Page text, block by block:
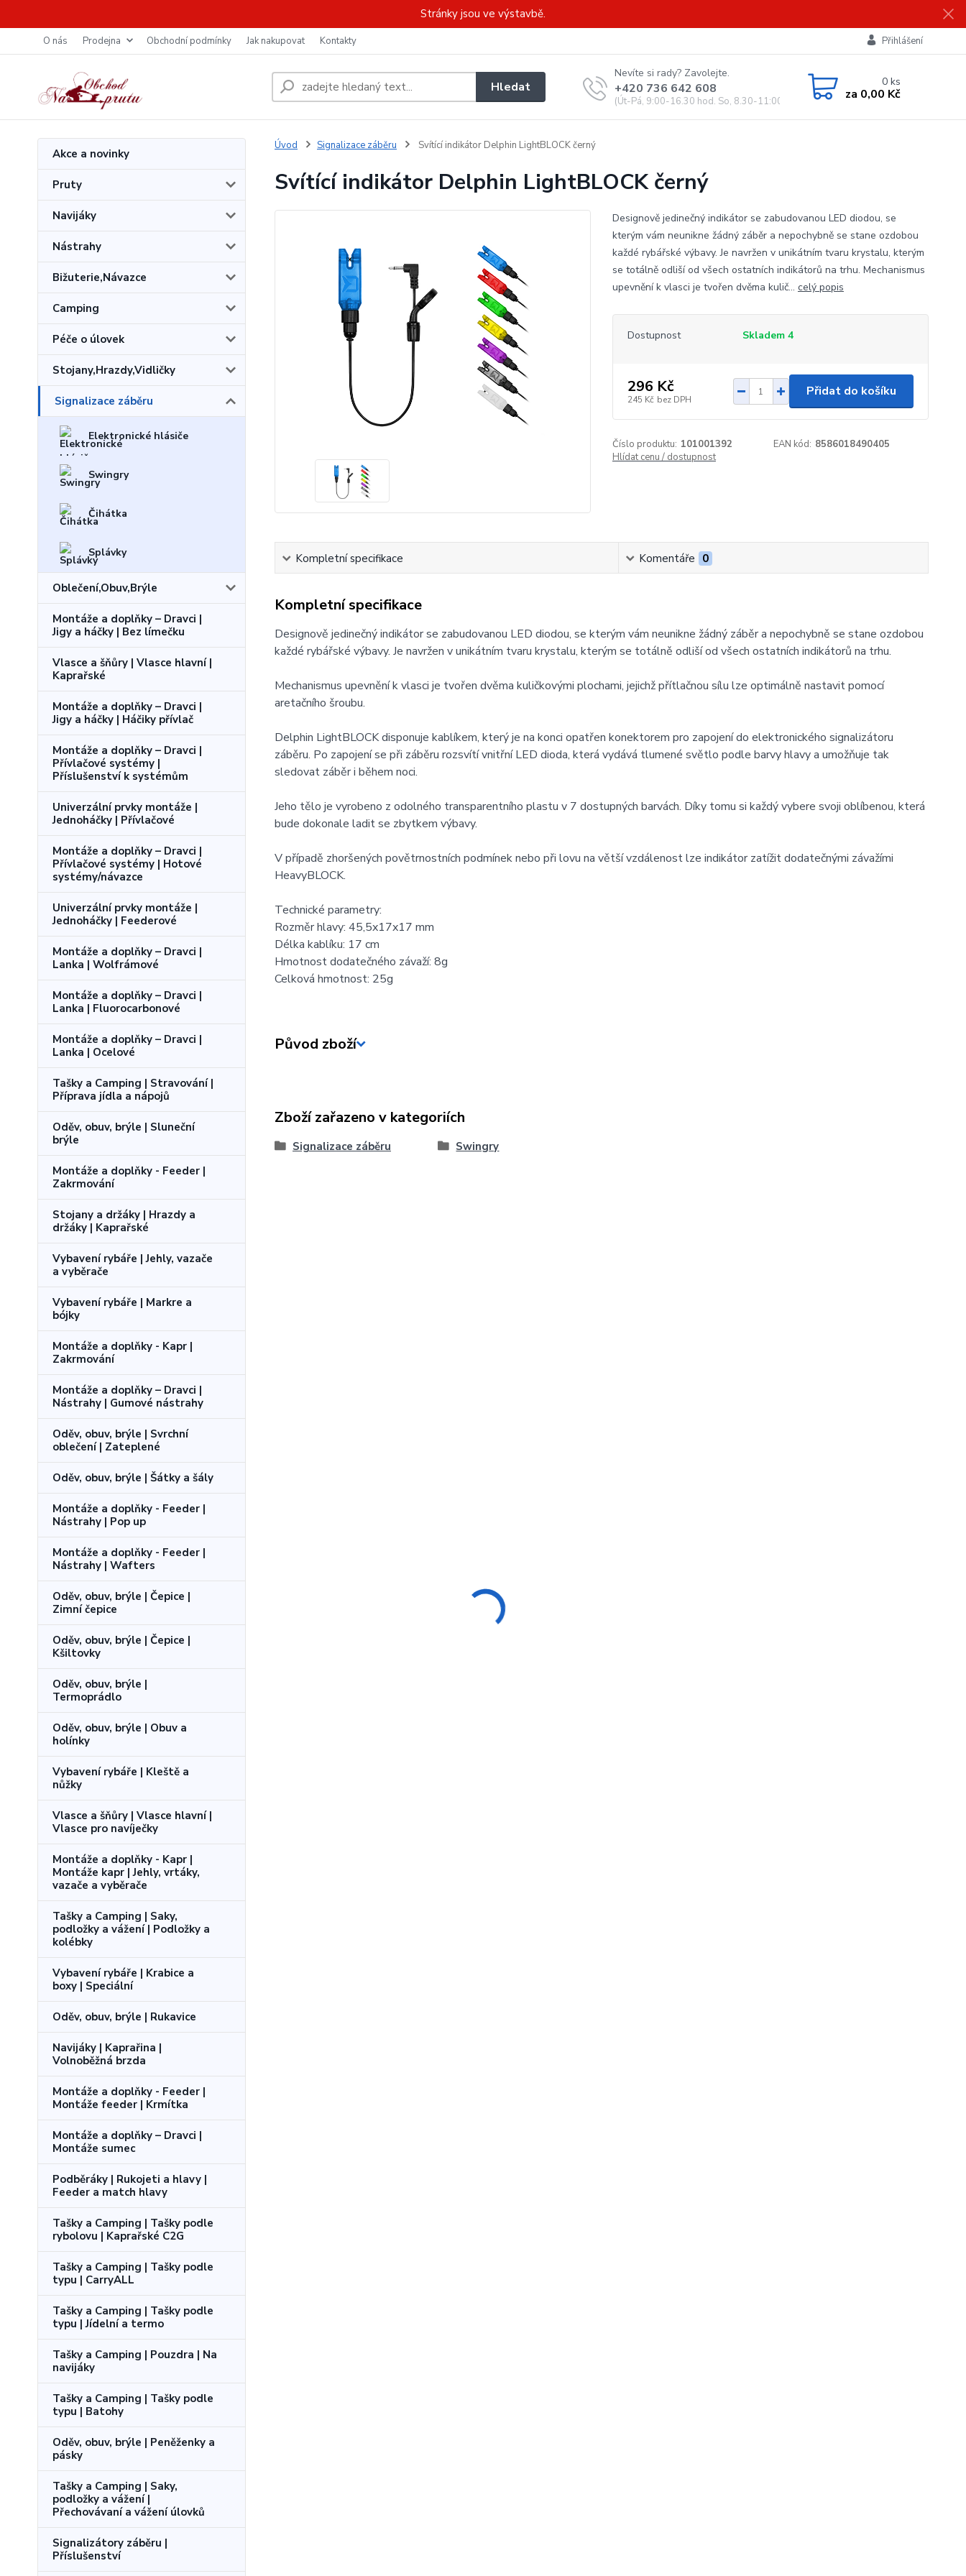
Stránky jsou ve výstavbě.
O nás Prodejna Obchodní podmínky Jak nakupovat Kontakty Přihlášení
Hledat
Nevíte si rady? Zavolejte.
+420 736 642 608
(Út-Pá, 9:00-16.30 hod. So, 8.30-11:00 hod.)
0ks
za 0,00 Kč
Akce a novinky
Pruty
Navijáky
Nástrahy
Bižuterie,Návazce
Camping
Péče o úlovek
Stojany,Hrazdy,Vidličky
Signalizace záběru
Elektronické hlásiče
Swingry
Čihátka
Splávky
Oblečení,Obuv,Brýle
Montáže a doplňky – Dravci |
Jigy a háčky | Bez límečku
Vlasce a šňůry | Vlasce hlavní |
Kaprařské
Montáže a doplňky – Dravci |
Jigy a háčky | Háčiky přívlač
Montáže a doplňky – Dravci |
Přívlačové systémy |
Příslušenství k systémům
Univerzální prvky montáže |
Jednoháčky | Přívlačové
Montáže a doplňky – Dravci |
Přívlačové systémy | Hotové
systémy/návazce
Univerzální prvky montáže |
Jednoháčky | Feederové
Montáže a doplňky – Dravci |
Lanka | Wolfrámové
Montáže a doplňky – Dravci |
Lanka | Fluorocarbonové
Montáže a doplňky – Dravci |
Lanka | Ocelové
Tašky a Camping | Stravování |
Příprava jídla a nápojů
Oděv, obuv, brýle | Sluneční
brýle
Montáže a doplňky - Feeder |
Zakrmování
Stojany a držáky | Hrazdy a
držáky | Kaprařské
Vybavení rybáře | Jehly, vazače
a vyběrače
Vybavení rybáře | Markre a
bójky
Montáže a doplňky - Kapr |
Zakrmování
Montáže a doplňky – Dravci |
Nástrahy | Gumové nástrahy
Oděv, obuv, brýle | Svrchní
oblečení | Zateplené
Oděv, obuv, brýle | Šátky a šály
Montáže a doplňky - Feeder |
Nástrahy | Pop up
Montáže a doplňky - Feeder |
Nástrahy | Wafters
Oděv, obuv, brýle | Čepice |
Zimní čepice
Oděv, obuv, brýle | Čepice |
Kšiltovky
Oděv, obuv, brýle |
Termoprádlo
Oděv, obuv, brýle | Obuv a
holínky
Vybavení rybáře | Kleště a
nůžky
Vlasce a šňůry | Vlasce hlavní |
Vlasce pro navíječky
Montáže a doplňky - Kapr |
Montáže kapr | Jehly, vrtáky,
vazače a vyběrače
Tašky a Camping | Saky,
podložky a vážení | Podložky a
kolébky
Vybavení rybáře | Krabice a
boxy | Speciální
Oděv, obuv, brýle | Rukavice
Navijáky | Kaprařina |
Volnoběžná brzda
Montáže a doplňky - Feeder |
Montáže feeder | Krmítka
Montáže a doplňky – Dravci |
Montáže sumec
Podběráky | Rukojeti a hlavy |
Feeder a match hlavy
Tašky a Camping | Tašky podle
rybolovu | Kaprařské C2G
Tašky a Camping | Tašky podle
typu | CarryALL
Tašky a Camping | Tašky podle
typu | Jídelní a termo
Tašky a Camping | Pouzdra | Na
navijáky
Tašky a Camping | Tašky podle
typu | Batohy
Oděv, obuv, brýle | Peněženky a
pásky
Tašky a Camping | Saky,
podložky a vážení |
Přechovávaní a vážení úlovků
Signalizátory záběru |
Příslušenství
Úvod Signalizace záběru Svítící indikátor Delphin LightBLOCK černý
Svítící indikátor Delphin LightBLOCK černý
Designově jedinečný indikátor se zabudovanou LED diodou, se
kterým vám neunikne žádný záběr a nepochybně se stane ozdobou
každé rybářské výbavy. Je navržen v unikátním tvaru krystalu, kterým
se totálně odliší od všech ostatních indikátorů na trhu. Mechanismus
upevnění k vlasci je tvořen dvěma kulič... celý popis
Dostupnost Skladem 4
296 Kč
245 Kč bez DPH
Přidat do košíku
Číslo produktu: 101001392 EAN kód: 8586018490405
Hlídat cenu / dostupnost
Kompletní specifikace Komentáře 0
Kompletní specifikace
Designově jedinečný indikátor se zabudovanou LED diodou, se kterým vám neunikne žádný záběr a nepochybně se stane ozdobou
každé rybářské výbavy. Je navržen v unikátním tvaru krystalu, kterým se totálně odliší od všech ostatních indikátorů na trhu.
Mechanismus upevnění k vlasci je tvořen dvěma kuličkovými plochami, jejichž přítlačnou sílu lze optimálně nastavit pomocí
aretačního šroubu.
Delphin LightBLOCK disponuje kablíkem, který je na konci opatřen konektorem pro zapojení do elektronického signalizátoru
záběru. Po zapojení se při záběru rozsvítí vnitřní LED dioda, která vydává tlumené světlo podle barvy hlavy a umožňuje tak
sledovat záběr i během noci.
Jeho tělo je vyrobeno z odolného transparentního plastu v 7 dostupných barvách. Díky tomu si každý vybere svoji oblíbenou, která
bude dokonale ladit se zbytkem výbavy.
V případě zhoršených povětrnostních podmínek nebo při lovu na větší vzdálenost lze indikátor zatížit dodatečnými závažími
HeavyBLOCK.
Technické parametry:
Rozměr hlavy: 45,5x17x17 mm
Délka kablíku: 17 cm
Hmotnost dodatečného závaží: 8g
Celková hmotnost: 25g
Původ zboží
Zboží zařazeno v kategoriích
Signalizace záběru Swingry